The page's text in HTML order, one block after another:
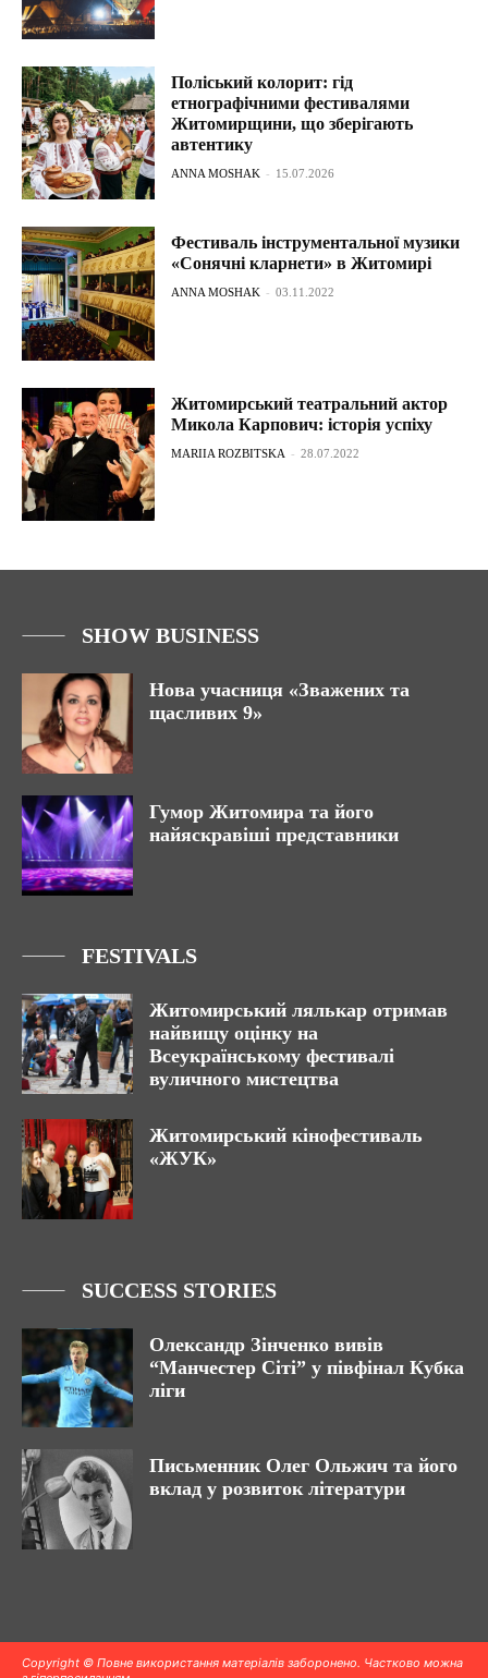
Поліський колорит: гід
етнографічними фестивалями
Житомирщини, що зберігають
автентику
ANNA MOSHAK - 15.07.2026
Фестиваль інструментальної музики
«Сонячні кларнети» в Житомирі
ANNA MOSHAK - 03.11.2022
Житомирський театральний актор
Микола Карпович: історія успіху
MARIIA ROZBITSKA - 28.07.2022
SHOW BUSINESS
Нова учасниця «Зважених та
щасливих 9»
Гумор Житомира та його
найяскравіші представники
FESTIVALS
Житомирський лялькар отримав
найвищу оцінку на
Всеукраїнському фестивалі
вуличного мистецтва
Житомирський кінофестиваль
«ЖУК»
SUCCESS STORIES
Олександр Зінченко вивів
“Манчестер Сіті” у півфінал Кубка
ліги
Письменник Олег Ольжич та його
вклад у розвиток літератури
Copyright © Повне використання матеріалів заборонено. Частково можна